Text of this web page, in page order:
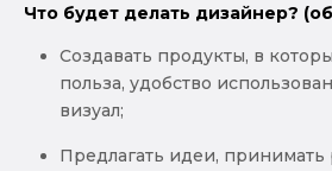
Что будет делать дизайнер?
Создавать продукты, в
польза, удобство
визуал;
Предлагать идеи,